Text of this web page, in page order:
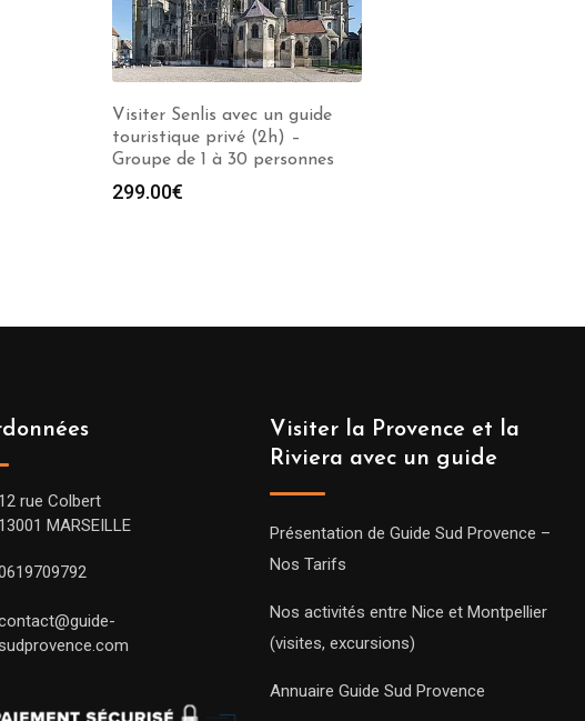
Visiter Senlis avec un guide
touristique privé (2h) –
Groupe de 1 à 30 personnes
299.00€
12 rue Colbert
13001 MARSEILLE
sudprovence.com
Visiter la Provence et la
Riviera avec un guide
Présentation de Guide Sud Provence –
Nos Tarifs
Nos activités entre Nice et Montpellier
(visites, excursions)
Annuaire Guide Sud Provence